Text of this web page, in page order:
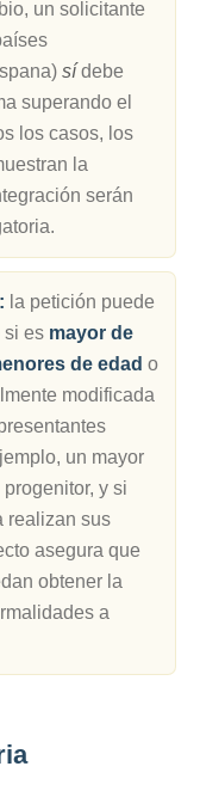
un solicitante
sídebe
superando el
los casos, los
la
serán
la petición puede
si es mayor de
de edad o
modificada
un mayor
y si
realizan sus
asegura que
obtener la
a